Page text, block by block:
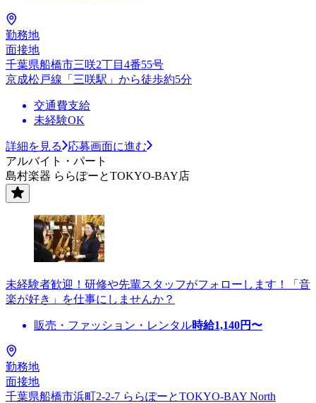
勤務地
面接地
千葉県船橋市三咲2丁目4番55号
京成松戸線「三咲駅」から徒歩約5分
交通費支給
未経験OK
詳細を見る
応募画面に進む
アルバイト・パート
島村楽器 ららぽーとTOKYO-BAY店
未経験者歓迎！研修や先輩スタッフがフォローします！「音
楽が好き」を仕事にしませんか？
販売・ファッション・レンタル時給1,140円〜
勤務地
面接地
千葉県船橋市浜町2-2-7 ららぽーとTOKYO-BAY North